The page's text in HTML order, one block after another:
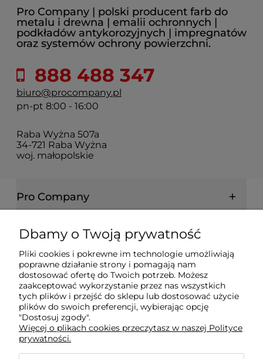
Pro Company | polski producent farb do
metalu i drewna | emalii ochronnych |
podkładów antykorozyjnych | impregnatów
oraz systemów ochrony powierzchni.
888 488 347
biuro@procompany.pl
pn-pt 8:00 - 16:00
Raba Wyżna 507a
34-721 Raba Wyżna
woj. małopolskie
Pro Company
Farby | Lakiery | Emalie
Ochrona drewna | metalu | betonu
Informacje prawne
Dokumenty
Dbamy o Twoją prywatność
Pliki cookies i pokrewne im technologie umożliwiają
poprawne działanie strony i pomagają nam
dostosować ofertę do Twoich potrzeb. Możesz
zaakceptować wykorzystanie przez nas wszystkich
tych plików i przejść do sklepu lub dostosować użycie
plików do swoich preferencji, wybierając opcję
"Dostosuj zgody".
Więcej o plikach cookies przeczytasz w naszej Polityce
prywatności.